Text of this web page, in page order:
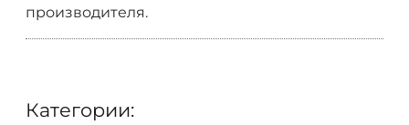
производителя.
Категории: